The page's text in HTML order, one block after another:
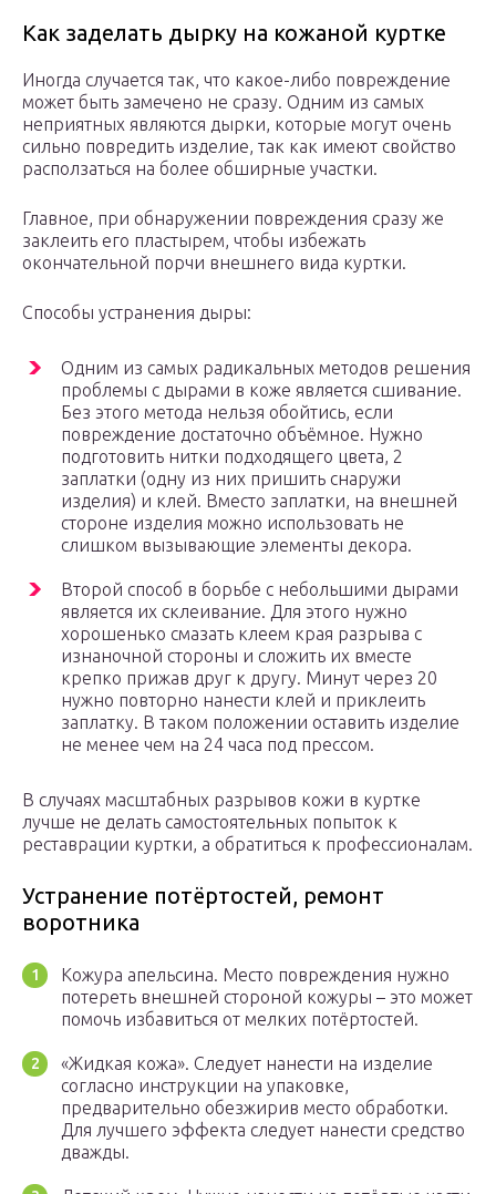
Как заделать дырку на кожаной куртке
Иногда случается так, что какое-либо повреждение
может быть замечено не сразу. Одним из самых
неприятных являются дырки, которые могут очень
сильно повредить изделие, так как имеют свойство
расползаться на более обширные участки.
Главное, при обнаружении повреждения сразу же
заклеить его пластырем, чтобы избежать
окончательной порчи внешнего вида куртки.
Способы устранения дыры:
Одним из самых радикальных методов решения
проблемы с дырами в коже является сшивание.
Без этого метода нельзя обойтись, если
повреждение достаточно объёмное. Нужно
подготовить нитки подходящего цвета, 2
заплатки (одну из них пришить снаружи
изделия) и клей. Вместо заплатки, на внешней
стороне изделия можно использовать не
слишком вызывающие элементы декора.
Второй способ в борьбе с небольшими дырами
является их склеивание. Для этого нужно
хорошенько смазать клеем края разрыва с
изнаночной стороны и сложить их вместе
крепко прижав друг к другу. Минут через 20
нужно повторно нанести клей и приклеить
заплатку. В таком положении оставить изделие
не менее чем на 24 часа под прессом.
В случаях масштабных разрывов кожи в куртке
лучше не делать самостоятельных попыток к
реставрации куртки, а обратиться к профессионалам.
Устранение потёртостей, ремонт
воротника
Кожура апельсина. Место повреждения нужно
потереть внешней стороной кожуры – это может
помочь избавиться от мелких потёртостей.
«Жидкая кожа». Следует нанести на изделие
согласно инструкции на упаковке,
предварительно обезжирив место обработки.
Для лучшего эффекта следует нанести средство
дважды.